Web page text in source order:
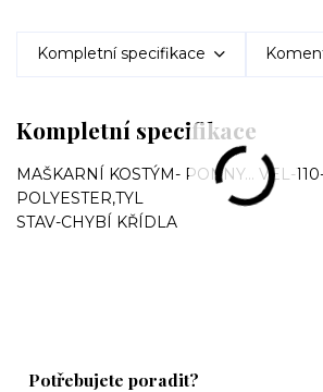
Kompletní specifikace
Kompletní specifikace
MAŠKARNÍ KOSTÝM- PONNY... VEL-
POLYESTER,TYL
STAV-CHYBÍ KŘÍDLA
Potřebujete poradit?